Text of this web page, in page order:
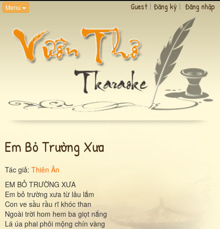
Menu Guest | Đăng ký | Đăng nhập
Em Bỏ Trường Xưa
Tác giả: Thiên Ân
EM BỎ TRƯỜNG XƯA
Em bỏ trường xưa từ lâu lắm
Con ve sầu rầu rĩ khóc than
Ngoài trời hom hem ba giọt nắng
Lá úa phai phôi mộng chín vàng